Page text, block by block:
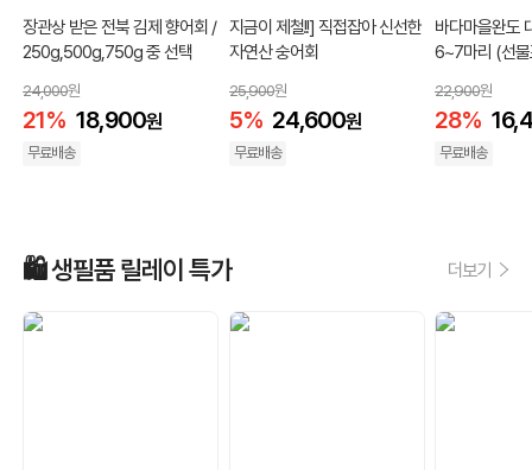
장관상 받은 전북 김제 향어회 /
250g,500g,750g 중 선택
24,000원
21% 18,900원
무료배송
지금이 제철!!] 직접잡아 신선한
자연산 숭어회
25,900원
5% 24,600원
무료배송
바다마을완도
6~7마리 (선
22,900원
28%
무료배송
🛍️ 생필품 릴레이 특가 더보기